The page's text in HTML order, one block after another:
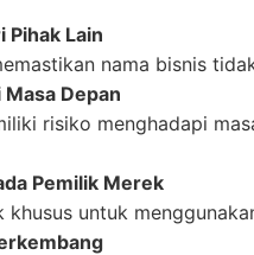
Pihak Lain
nama bisnis
Depan
risiko menghadapi
Pemilik Merek
untuk